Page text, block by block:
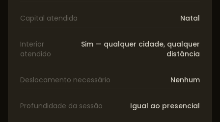
Capital atendida Natal
Interior
atendido
Sim — qualquer cidade, qualquer
distância
Deslocamento necessário Nenhum
Profundidade da sessão Igual ao presencial